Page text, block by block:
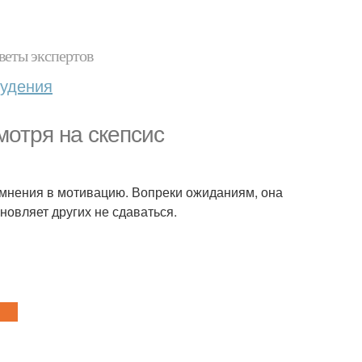
экспертов
на скепсис
в мотивацию. Вопреки ожиданиям, она
других не сдаваться.